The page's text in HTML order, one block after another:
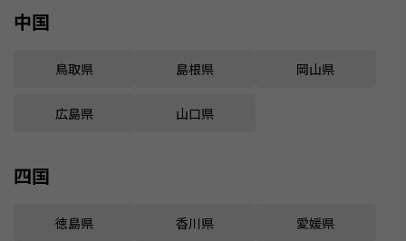
中国
鳥取県 島根県 岡山県
広島県 山口県
四国
徳島県 香川県 愛媛県